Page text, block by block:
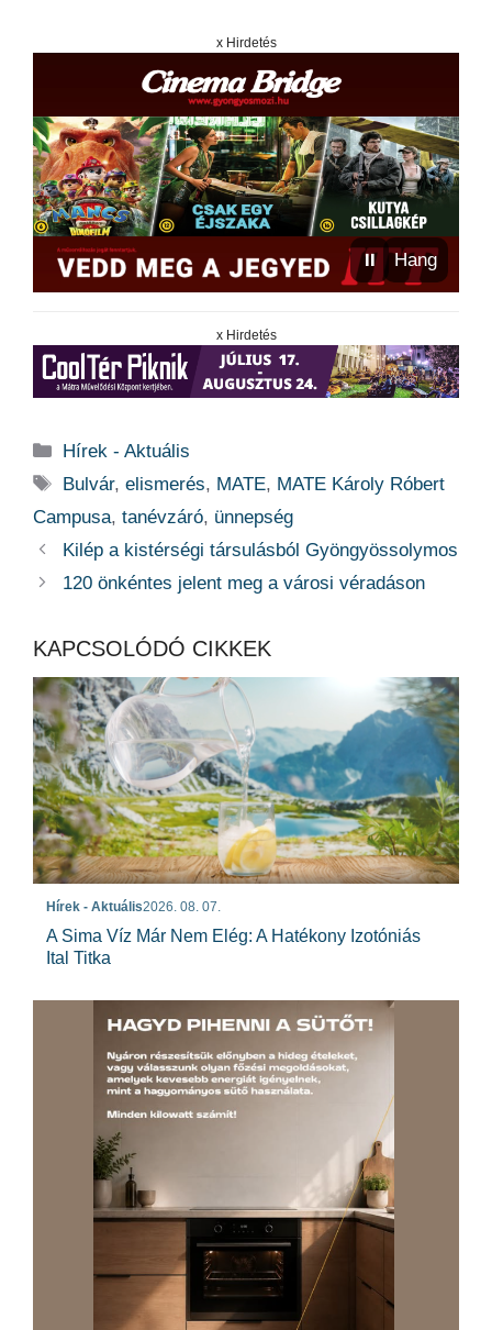
x Hirdetés
⏸ Hang
x Hirdetés
Kategória
Hírek - Aktuális
Címkék
Bulvár,elismerés, MATE, MATE Károly Róbert
Campusa, tanévzáró, ünnepség
Kilép a kistérségi társulásból Gyöngyössolymos
120 önkéntes jelent meg a városi véradáson
KAPCSOLÓDÓ CIKKEK
Hírek - Aktuális2026. 08. 07.
A Sima Víz Már Nem Elég: A Hatékony Izotóniás
Ital Titka